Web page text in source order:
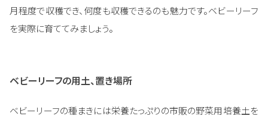
月程度で収穫でき、何度も収穫できるのも魅力です。ベビーリーフ
を実際に育ててみましょう。
ベビーリーフの用土、置き場所
ベビーリーフの種まきには栄養たっぷりの市販の野菜用培養土を